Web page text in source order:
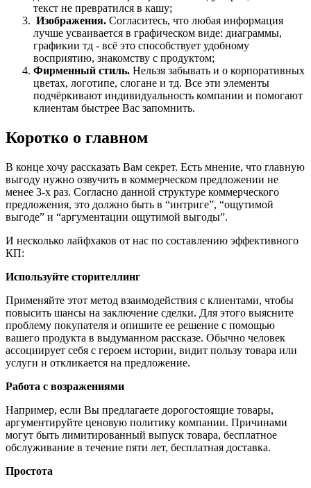
текст не превратился в кашу;
Изображения. Согласитесь, что любая информация
лучше усваивается в графическом виде: диаграммы,
графикии тд - всё это способствует удобному
восприятию, знакомству с продуктом;
Фирменный стиль. Нельзя забывать и о корпоративных
цветах, логотипе, слогане и тд. Все эти элементы
подчёркивают индивидуальность компании и помогают
клиентам быстрее Вас запомнить.
Коротко о главном
В конце хочу рассказать Вам секрет. Есть мнение, что главную
выгоду нужно озвучить в коммерческом предложении не
менее 3-х раз. Согласно данной структуре коммерческого
предложения, это должно быть в “интриге”, “ощутимой
выгоде” и “аргументации ощутимой выгоды”.
И несколько лайфхаков от нас по составлению эффективного
КП:
Используйте сторителлинг
Применяйте этот метод взаимодействия с клиентами, чтобы
повысить шансы на заключение сделки. Для этого выясните
проблему покупателя и опишите ее решение с помощью
вашего продукта в выдуманном рассказе. Обычно человек
ассоциирует себя с героем истории, видит пользу товара или
услуги и откликается на предложение.
Работа с возражениями
Например, если Вы предлагаете дорогостоящие товары,
аргументируйте ценовую политику компании. Причинами
могут быть лимитированный выпуск товара, бесплатное
обслуживание в течение пяти лет, бесплатная доставка.
Простота